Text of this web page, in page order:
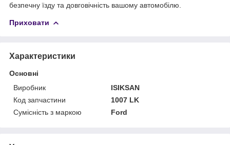
безпечну їзду та довговічність вашому автомобілю.
Приховати
Характеристики
Основні
Виробник
ISIKSAN
Код запчастини
1007 LK
Сумісність з маркою
Ford